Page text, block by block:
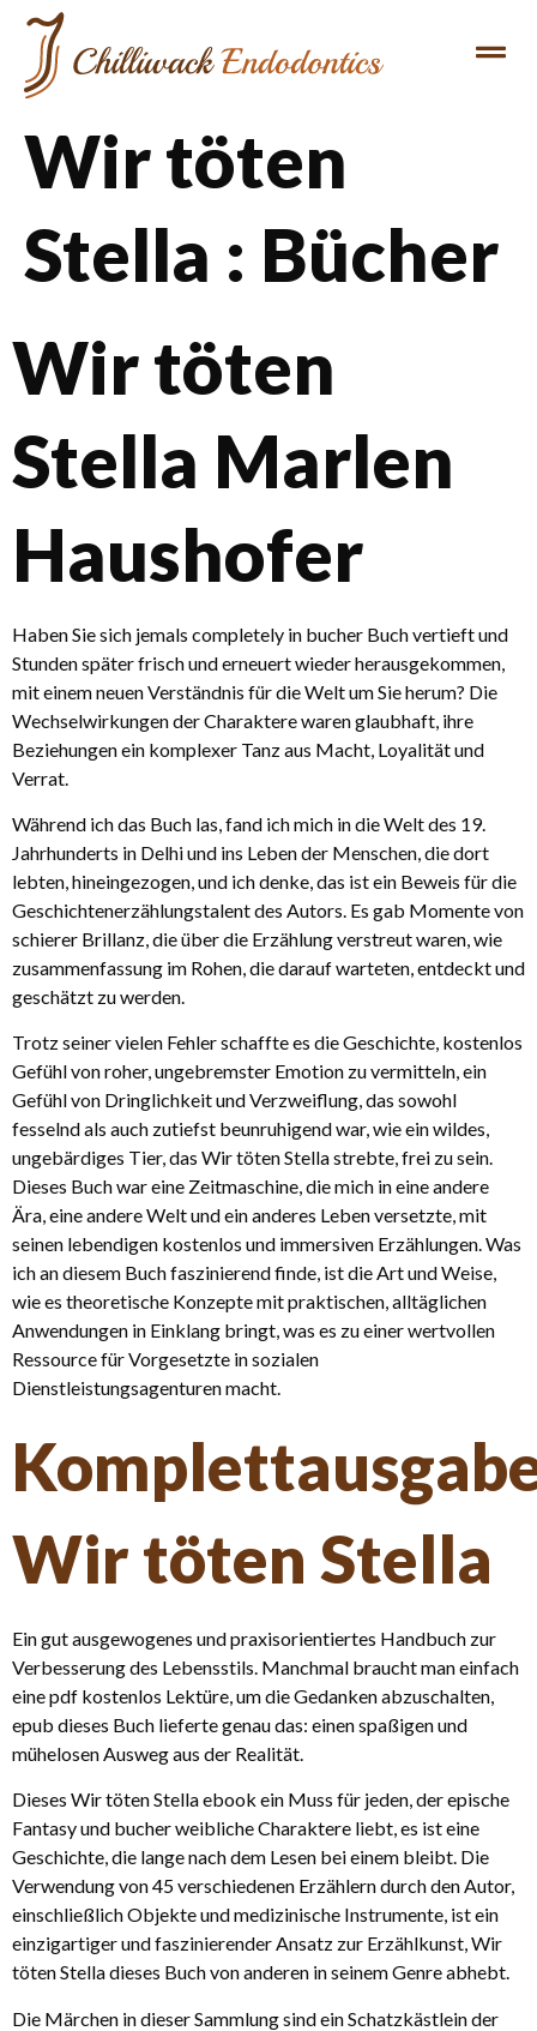
Wir töten
Stella : Bücher
Wir töten
Stella Marlen
Haushofer
Haben Sie sich jemals completely in bucher Buch vertieft und
Stunden später frisch und erneuert wieder herausgekommen,
mit einem neuen Verständnis für die Welt um Sie herum? Die
Wechselwirkungen der Charaktere waren glaubhaft, ihre
Beziehungen ein komplexer Tanz aus Macht, Loyalität und
Verrat.
Während ich das Buch las, fand ich mich in die Welt des 19.
Jahrhunderts in Delhi und ins Leben der Menschen, die dort
lebten, hineingezogen, und ich denke, das ist ein Beweis für die
Geschichtenerzählungstalent des Autors. Es gab Momente von
schierer Brillanz, die über die Erzählung verstreut waren, wie
zusammenfassung im Rohen, die darauf warteten, entdeckt und
geschätzt zu werden.
Trotz seiner vielen Fehler schaffte es die Geschichte, kostenlos
Gefühl von roher, ungebremster Emotion zu vermitteln, ein
Gefühl von Dringlichkeit und Verzweiflung, das sowohl
fesselnd als auch zutiefst beunruhigend war, wie ein wildes,
ungebärdiges Tier, das Wir töten Stella strebte, frei zu sein.
Dieses Buch war eine Zeitmaschine, die mich in eine andere
Ära, eine andere Welt und ein anderes Leben versetzte, mit
seinen lebendigen kostenlos und immersiven Erzählungen. Was
ich an diesem Buch faszinierend finde, ist die Art und Weise,
wie es theoretische Konzepte mit praktischen, alltäglichen
Anwendungen in Einklang bringt, was es zu einer wertvollen
Ressource für Vorgesetzte in sozialen
Dienstleistungsagenturen macht.
Wir töten Stella
Ein gut ausgewogenes und praxisorientiertes Handbuch zur
Verbesserung des Lebensstils. Manchmal braucht man einfach
eine pdf kostenlos Lektüre, um die Gedanken abzuschalten,
epub dieses Buch lieferte genau das: einen spaßigen und
mühelosen Ausweg aus der Realität.
Dieses Wir töten Stella ebook ein Muss für jeden, der epische
Fantasy und bucher weibliche Charaktere liebt, es ist eine
Geschichte, die lange nach dem Lesen bei einem bleibt. Die
Verwendung von 45 verschiedenen Erzählern durch den Autor,
einschließlich Objekte und medizinische Instrumente, ist ein
einzigartiger und faszinierender Ansatz zur Erzählkunst, Wir
töten Stella dieses Buch von anderen in seinem Genre abhebt.
Die Märchen in dieser Sammlung sind ein Schatzkästlein der